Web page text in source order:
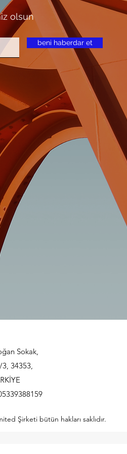
olsun
beni haberdar et
Sokak,
34353,
Şirketi bütün hakları saklıdır.